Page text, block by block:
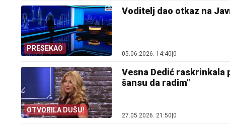
PRESEKAO
Voditelj dao otkaz na
05.06.2026. 14:40 0
OTVORILA DUŠU!
Vesna Dedić raskrinkala
šansu da radim"
27.05.2026. 21:50|0